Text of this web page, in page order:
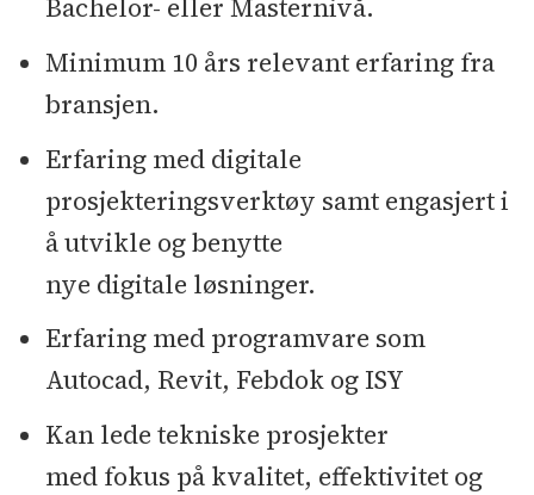
Bachelor- eller Masternivå.
Minimum 10 års relevant erfaring fra
bransjen.
Erfaring med digitale
prosjekteringsverktøy samt engasjert i
å utvikle og benytte
nye digitale løsninger.
Erfaring med programvare som
Autocad, Revit, Febdok og ISY
Kan lede tekniske prosjekter
med fokus på kvalitet, effektivitet og